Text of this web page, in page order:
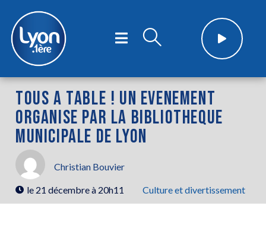
TOUS A TABLE ! UN EVENEMENT
ORGANISE PAR LA BIBLIOTHEQUE
MUNICIPALE DE LYON
Christian Bouvier
le 21 décembre à 20h11 Culture et divertissement